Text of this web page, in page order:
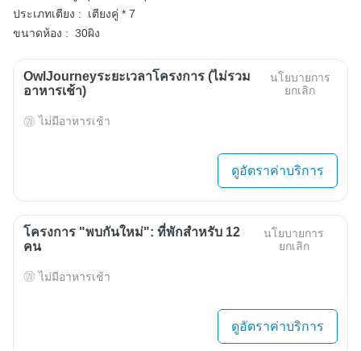
ประเภทเตียง :
เตียงคู่ * 7
ขนาดห้อง : 30ผิง
OwlJourneyระยะเวลาโครงการ (ไม่รวม
อาหารเช้า)
นโยบายการ
ยกเลิก
ไม่มีอาหารเช้า
ดูอัตราค่าบริการ
โครงการ "พบกันใหม่": ที่พักสำหรับ 12
คน
นโยบายการ
ยกเลิก
ไม่มีอาหารเช้า
ดูอัตราค่าบริการ